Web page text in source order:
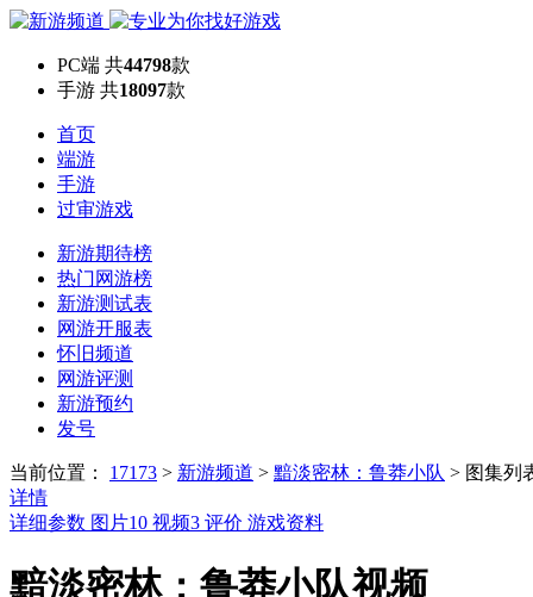
PC端 共44798款
手游 共18097款
首页
端游
手游
过审游戏
新游期待榜
热门网游榜
新游测试表
网游开服表
怀旧频道
网游评测
新游预约
发号
当前位置： 17173 > 新游频道 > 黯淡密林：鲁莽小队 > 图集列
详情
详细参数 图片10 视频3 评价 游戏资料
黯淡密林：鲁莽小队视频